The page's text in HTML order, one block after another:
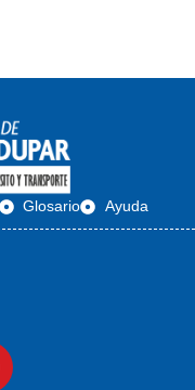
Glosario Ayuda